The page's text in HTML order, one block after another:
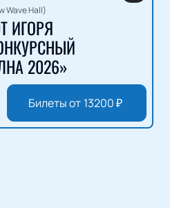
Wave Hall)
ИГОРЯ
2026»
Билеты от 13200₽